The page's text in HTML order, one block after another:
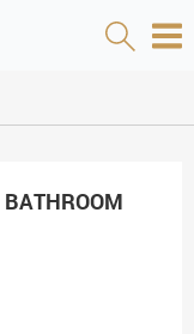
BATHROOM